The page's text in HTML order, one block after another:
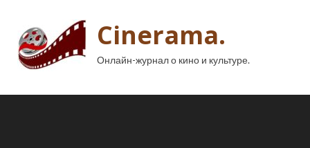
Cinerama.
Онлайн-журнал о кино и культуре.